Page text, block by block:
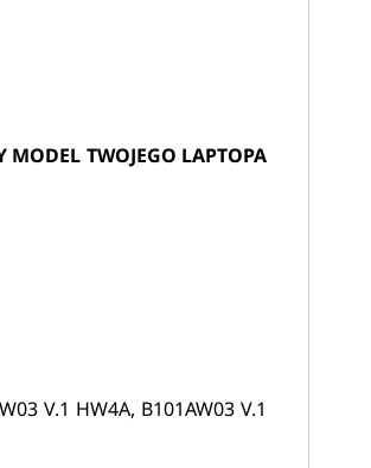
TWOJEGO LAPTOPA
V.1 HW4A, B101AW03 V.1